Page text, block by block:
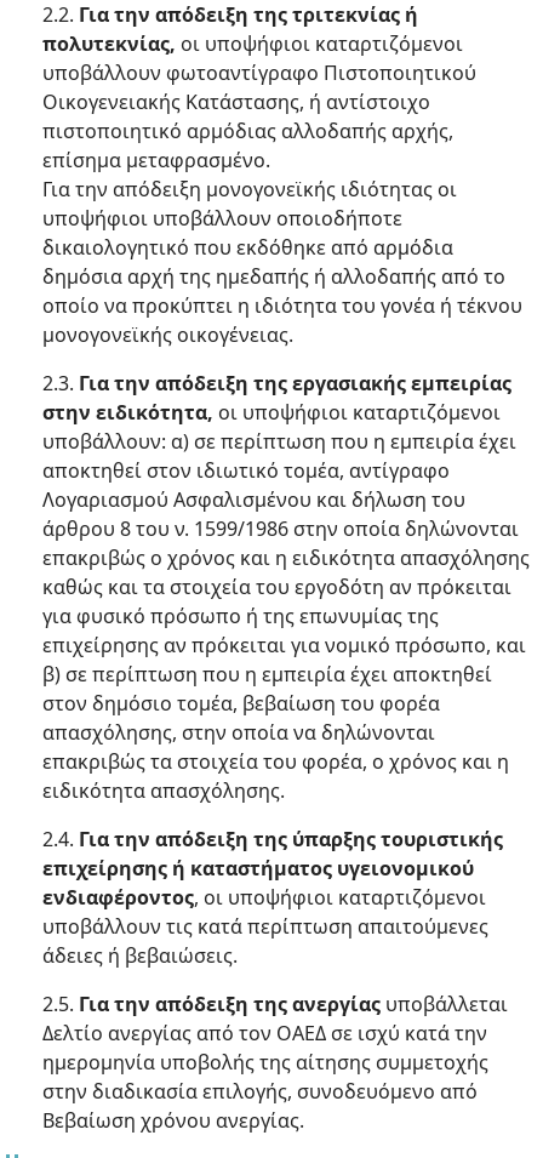
2.2. Για την απόδειξη της τριτεκνίας ή
πολυτεκνίας, οι υποψήφιοι καταρτιζόμενοι
υποβάλλουν φωτοαντίγραφο Πιστοποιητικού
Οικογενειακής Κατάστασης, ή αντίστοιχο
πιστοποιητικό αρμόδιας αλλοδαπής αρχής,
επίσημα μεταφρασμένο.
Για την απόδειξη μονογονεϊκής ιδιότητας οι
υποψήφιοι υποβάλλουν οποιοδήποτε
δικαιολογητικό που εκδόθηκε από αρμόδια
δημόσια αρχή της ημεδαπής ή αλλοδαπής από το
οποίο να προκύπτει η ιδιότητα του γονέα ή τέκνου
μονογονεϊκής οικογένειας.
2.3. Για την απόδειξη της εργασιακής εμπειρίας
στην ειδικότητα, οι υποψήφιοι καταρτιζόμενοι
υποβάλλουν: α) σε περίπτωση που η εμπειρία έχει
αποκτηθεί στον ιδιωτικό τομέα, αντίγραφο
Λογαριασμού Ασφαλισμένου και δήλωση του
άρθρου 8 του ν. 1599/1986 στην οποία δηλώνονται
επακριβώς ο χρόνος και η ειδικότητα απασχόλησης
καθώς και τα στοιχεία του εργοδότη αν πρόκειται
για φυσικό πρόσωπο ή της επωνυμίας της
επιχείρησης αν πρόκειται για νομικό πρόσωπο, και
β) σε περίπτωση που η εμπειρία έχει αποκτηθεί
στον δημόσιο τομέα, βεβαίωση του φορέα
απασχόλησης, στην οποία να δηλώνονται
επακριβώς τα στοιχεία του φορέα, ο χρόνος και η
ειδικότητα απασχόλησης.
2.4. Για την απόδειξη της ύπαρξης τουριστικής
επιχείρησης ή καταστήματος υγειονομικού
ενδιαφέροντος, οι υποψήφιοι καταρτιζόμενοι
υποβάλλουν τις κατά περίπτωση απαιτούμενες
άδειες ή βεβαιώσεις.
2.5. Για την απόδειξη της ανεργίας υποβάλλεται
Δελτίο ανεργίας από τον ΟΑΕΔ σε ισχύ κατά την
ημερομηνία υποβολής της αίτησης συμμετοχής
στην διαδικασία επιλογής, συνοδευόμενο από
Βεβαίωση χρόνου ανεργίας.